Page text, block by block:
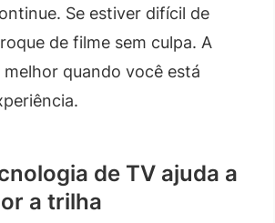
Se estiver difícil de
de filme sem culpa. A
quando você está
de TV ajuda a
a trilha